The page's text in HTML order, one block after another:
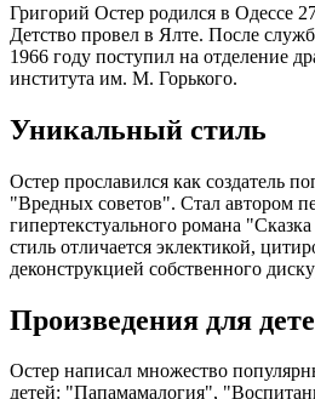
Григорий Остер родился в Одессе
Детство провел в Ялте. После
1966 году поступил на отделение
института им. М. Горького.
Уникальный стиль
Остер прославился как создатель
"Вредных советов". Стал автором
гипертекстуального романа
стиль отличается эклектикой,
деконструкцией собственного
Произведения для
Остер написал множество
детей: "Папамамалогия",